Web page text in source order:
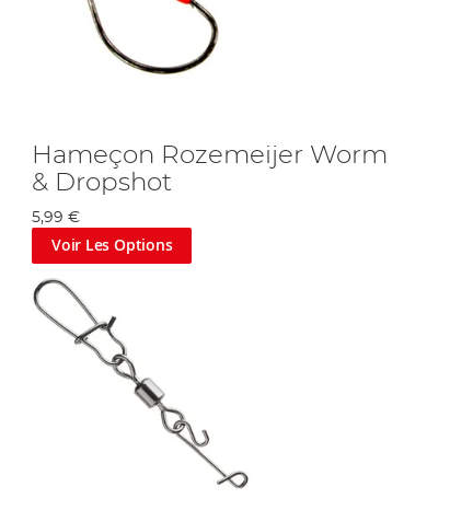
Hameçon Rozemeijer Worm
& Dropshot
5,99 €
Voir Les Options